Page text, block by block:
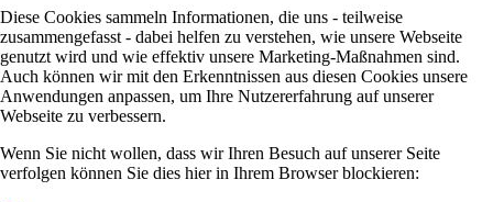
Diese Cookies sammeln Informationen, die uns - teilweise
zusammengefasst - dabei helfen zu verstehen, wie unsere Webseite
genutzt wird und wie effektiv unsere Marketing-Maßnahmen sind.
Auch können wir mit den Erkenntnissen aus diesen Cookies unsere
Anwendungen anpassen, um Ihre Nutzererfahrung auf unserer
Webseite zu verbessern.
Wenn Sie nicht wollen, dass wir Ihren Besuch auf unserer Seite
verfolgen können Sie dies hier in Ihrem Browser blockieren: